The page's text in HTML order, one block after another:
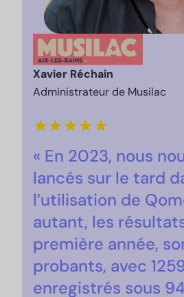
★★★★★
« En 2023, nous
lancés sur le tard
l’utilisation de
autant, les
première année,
probants, avec
enregistrés sous
Xavier Réchain
Administrateur de Musilac